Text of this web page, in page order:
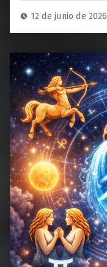
12 de junio de 2026